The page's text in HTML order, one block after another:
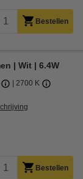
Bestellen
| Wit | 6.4W
2700 K
Bestellen